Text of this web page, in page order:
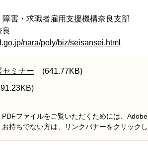
害・求職者雇用支援機構奈良支部
nara/poly/biz/seisansei.html
セミナー (641.77KB)
PDFファイルをご覧いただくためには、
お持ちでない方は、リンクバナーをクリック